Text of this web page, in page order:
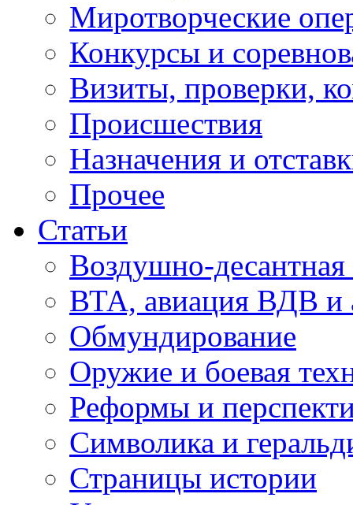
Миротворческие
Конкурсы и
Визиты, проверки,
Происшествия
Назначения и
Прочее
Статьи
Воздушно-десантная
ВТА, авиация ВДВ и
Обмундирование
Оружие и боевая
Реформы и
Символика и
Страницы истории